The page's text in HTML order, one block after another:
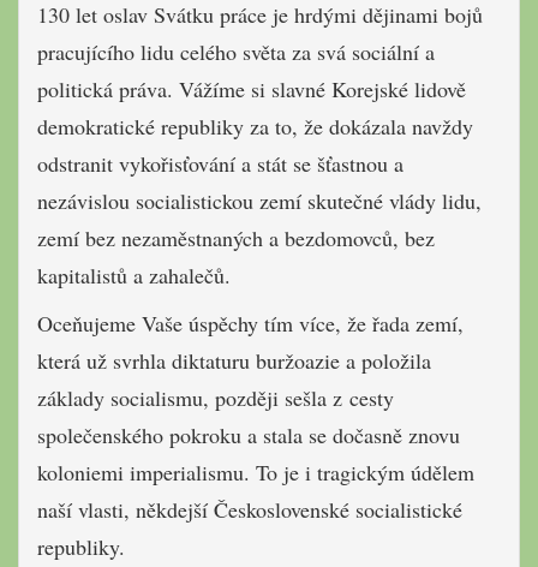
130 let oslav Svátku práce je hrdými dějinami bojů
pracujícího lidu celého světa za svá sociální a
politická práva. Vážíme si slavné Korejské lidově
demokratické republiky za to, že dokázala navždy
odstranit vykořisťování a stát se šťastnou a
nezávislou socialistickou zemí skutečné vlády lidu,
zemí bez nezaměstnaných a bezdomovců, bez
kapitalistů a zahalečů.
Oceňujeme Vaše úspěchy tím více, že řada zemí,
která už svrhla diktaturu buržoazie a položila
základy socialismu, později sešla z cesty
společenského pokroku a stala se dočasně znovu
koloniemi imperialismu. To je i tragickým údělem
naší vlasti, někdejší Československé socialistické
republiky.